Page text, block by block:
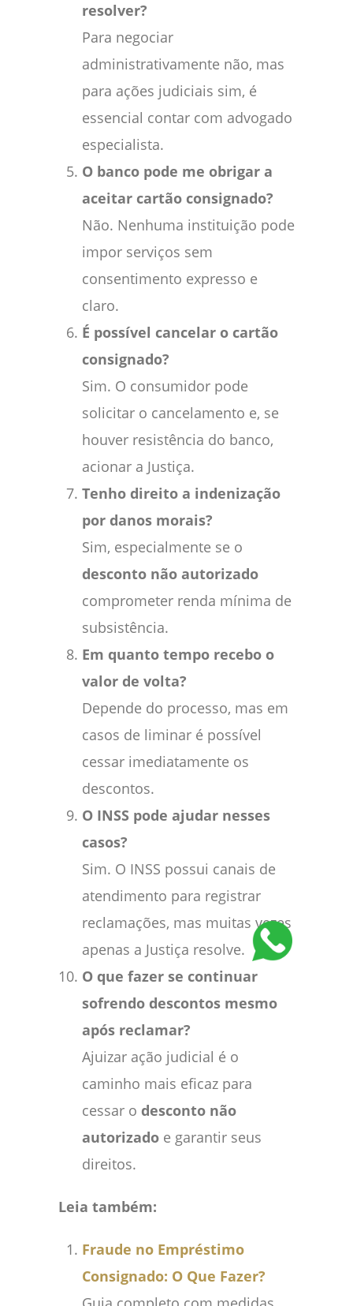
resolver?
Para negociar
administrativamente não, mas
para ações judiciais sim, é
essencial contar com advogado
especialista.
O banco pode me obrigar a
aceitar cartão consignado?
Não. Nenhuma instituição pode
impor serviços sem
consentimento expresso e
claro.
É possível cancelar o cartão
consignado?
Sim. O consumidor pode
solicitar o cancelamento e, se
houver resistência do banco,
acionar a Justiça.
Tenho direito a indenização
por danos morais?
Sim, especialmente se o
desconto não autorizado
comprometer renda mínima de
subsistência.
Em quanto tempo recebo o
valor de volta?
Depende do processo, mas em
casos de liminar é possível
cessar imediatamente os
descontos.
O INSS pode ajudar nesses
casos?
Sim. O INSS possui canais de
atendimento para registrar
reclamações, mas muitas vezes
apenas a Justiça resolve.
O que fazer se continuar
sofrendo descontos mesmo
após reclamar?
Ajuizar ação judicial é o
caminho mais eficaz para
cessar o desconto não
autorizado e garantir seus
direitos.
Leia também:
Fraude no Empréstimo
Consignado: O Que Fazer?